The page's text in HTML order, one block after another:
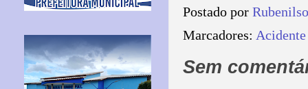
Postado por
Marcadores:
Sem